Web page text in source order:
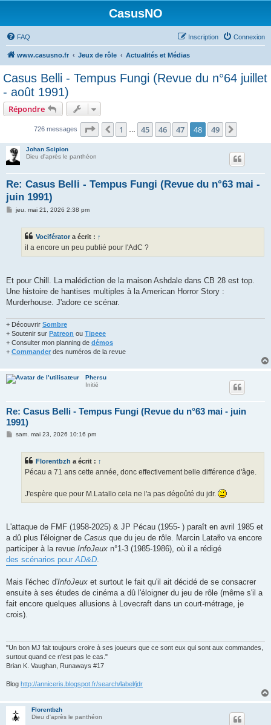
CasusNO
FAQ Connexion
Inscription
www.casusno.fr Jeux de rôle Actualités et Médias
Casus Belli - Tempus Fungi (Revue du n°64 juillet
- août 1991)
Répondre
726 messages Page 48 sur 49
Précédent
1 45 46 47 48 49
Johan Scipion
Dieu d'après le panthéon
Re: Casus Belli - Tempus Fungi (Revue du n°63 mai -
juin 1991)
Mjeu. mai 21, 2026 2:38 pm
Vociférator a écrit : ↑
il a encore un peu publié pour l'AdC ?
Et pour Chill. La malédiction de la maison Ashdale dans CB 28 est top.
Une histoire de hantises multiples à la American Horror Story :
Murderhouse. J'adore ce scénar.
+ Découvrir Sombre
+ Soutenir sur Patreon ou Tipeee
+ Consulter mon planning de démos
+ Commander des numéros de la revue
Phersu
Initié
Re: Casus Belli - Tempus Fungi (Revue du n°63 mai - juin
1991)
Msam. mai 23, 2026 10:16 pm
Florentbzh a écrit : ↑
Pécau a 71 ans cette année, donc effectivement belle différence d'âge.
J'espère que pour M.Latallo cela ne l'a pas dégoûté du jdr.
L'attaque de FMF (1958-2025) & JP Pécau (1955- ) paraît en avril 1985 et
a dû plus l'éloigner de Casus que du jeu de rôle. Marcin Latałło va encore
participer à la revue InfoJeux n°1-3 (1985-1986), où il a rédigé
des scénarios pour AD&D
Mais l'échec d'InfoJeux et surtout le fait qu'il ait décidé de se consacrer
ensuite à ses études de cinéma a dû l'éloigner du jeu de rôle (même s'il a
fait encore quelques allusions à Lovecraft dans un court-métrage, je
crois).
"Un bon MJ fait toujours croire à ses joueurs que ce sont eux qui sont aux commandes,
surtout quand ce n'est pas le cas."
Brian K. Vaughan, Runaways #17
Blog http://anniceris.blogspot.fr/search/label/jdr
Florentbzh
Dieu d'après le panthéon